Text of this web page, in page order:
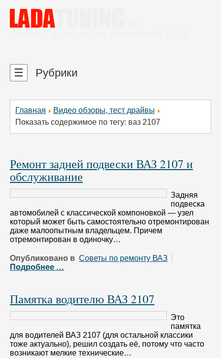
Главная
Видео обзоры, тест драйвы
Показать содержимое по тегу: ваз 2107
Ремонт задней подвески ВАЗ 2107 и
обслуживание
Задняя
подвеска
автомобилей с классической компоновкой — узел
который может быть самостоятельно отремонтирован
даже малоопытным владельцем. Причем
отремонтирован в одиночку…
Опубликовано в Советы по ремонту ВАЗ
Подробнее …
Памятка водителю ВАЗ 2107
Это
памятка
для водителей ВАЗ 2107 (для остальной классики
тоже актуально), решил создать её, потому что часто
возникают мелкие технические…
☰ Рубрики